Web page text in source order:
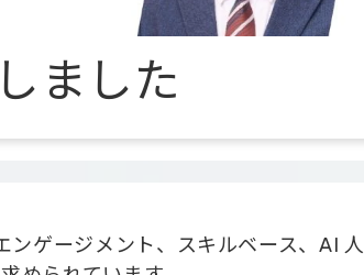
ました
ゲージメント、スキルベース、AI 人